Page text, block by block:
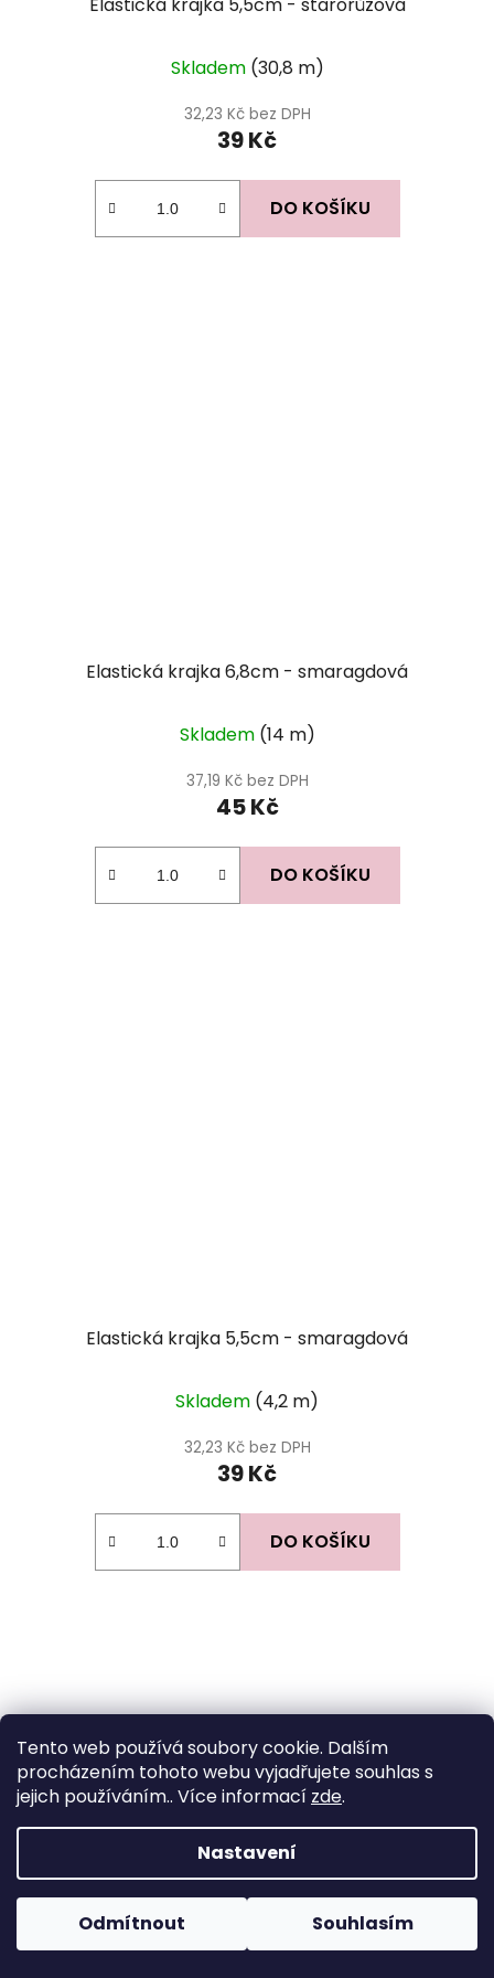
Tento web používá soubory cookie. Dalším
procházením tohoto webu vyjadřujete souhlas s
jejich používáním.. Více informací zde.
Nastavení
Odmítnout Souhlasím
Skladem (30,8 m)
32,23 Kč bez DPH
39 Kč
DO KOŠÍKU
Elastická krajka 6,8cm - smaragdová
Skladem (14 m)
37,19 Kč bez DPH
45 Kč
DO KOŠÍKU
Elastická krajka 5,5cm - smaragdová
Skladem (4,2 m)
32,23 Kč bez DPH
39 Kč
DO KOŠÍKU